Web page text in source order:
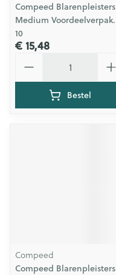
Compeed Blarenpleisters
Medium Voordeelverpak.
10
€ 15,48
Bestel
Compeed
Compeed Blarenpleisters